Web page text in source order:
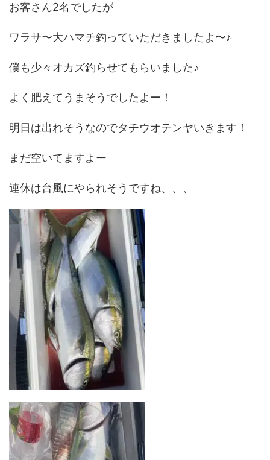
お客さん2名でしたが
ワラサ〜大ハマチ釣っていただきましたよ〜♪
僕も少々オカズ釣らせてもらいました♪
よく肥えてうまそうでしたよー！
明日は出れそうなのでタチウオテンヤいきます！
まだ空いてますよー
連休は台風にやられそうですね、、、